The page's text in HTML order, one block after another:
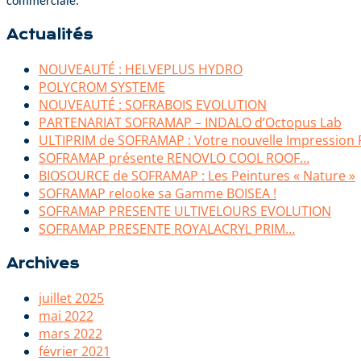
Actualités
NOUVEAUTÉ : HELVEPLUS HYDRO
POLYCROM SYSTEME
NOUVEAUTÉ : SOFRABOIS EVOLUTION
PARTENARIAT SOFRAMAP – INDALO d’Octopus Lab
ULTIPRIM de SOFRAMAP : Votre nouvelle
SOFRAMAP présente RENOVLO COOL ROOF…
BIOSOURCE de SOFRAMAP : Les Peintures « Nature »
SOFRAMAP relooke sa Gamme BOISEA !
SOFRAMAP PRESENTE ULTIVELOURS EVOLUTION
SOFRAMAP PRESENTE ROYALACRYL PRIM…
Archives
juillet 2025
mai 2022
mars 2022
février 2021